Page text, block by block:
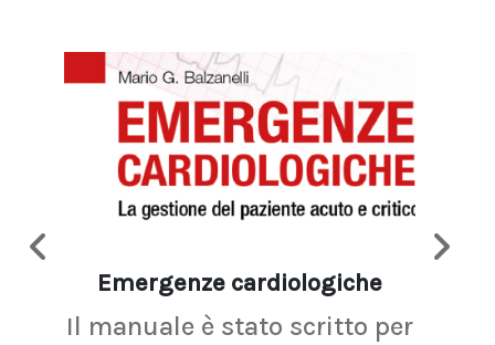
Emergenze cardiologiche
Il manuale è stato scritto per